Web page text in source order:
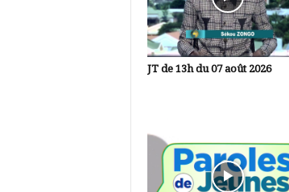
JT de 13h du 07 août 2026